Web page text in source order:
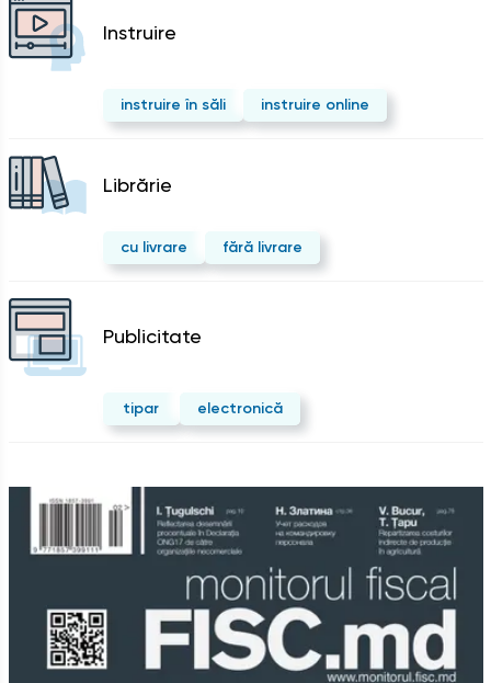
Instruire
instruire în săli instruire online
Librărie
cu livrare fără livrare
Publicitate
tipar electronică